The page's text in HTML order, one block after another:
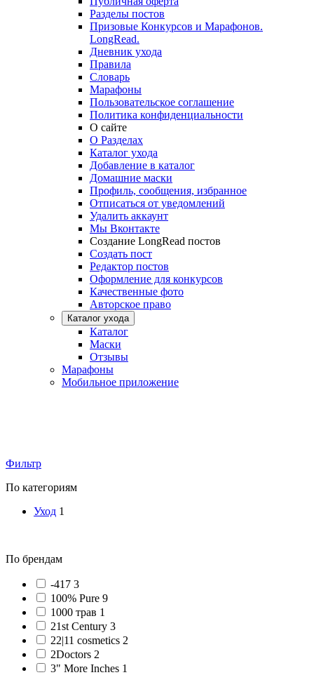
Разделы постов
Призовые Конкурсов и Марафонов.
LongRead.
Дневник ухода
Правила
Словарь
Марафоны
Пользовательское соглашение
Политика конфиденциальности
О сайте
О Разделах
Каталог ухода
Добавление в каталог
Домашние маски
Профиль, сообщения, избранное
Отписаться от уведомлений
Удалить аккаунт
Мы Вконтакте
Создание LongRead постов
Создать пост
Редактор постов
Оформление для конкурсов
Качественные фото
Авторское право
Каталог ухода
Каталог
Маски
Отзывы
Марафоны
Мобильное приложение
Фильтр
По категориям
Уход 1
По брендам
-417 3
100% Pure 9
1000 трав 1
21st Century 3
22|11 cosmetics 2
2Doctors 2
3" More Inches 1